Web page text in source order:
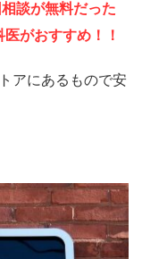
談が無料だった
がおすすめ！！
アにあるもので安